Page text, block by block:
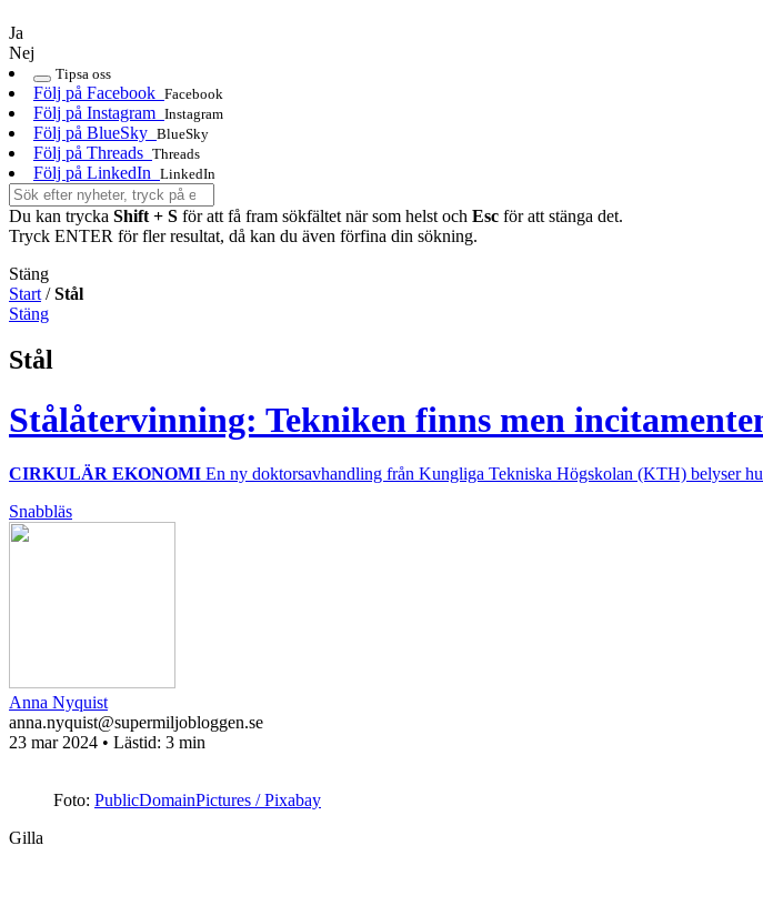
Ja
Nej
Tipsa oss
Följ på Facebook Facebook
Följ på Instagram Instagram
Följ på BlueSky BlueSky
Följ på Threads Threads
Följ på LinkedIn LinkedIn
Du kan trycka Shift + S för att få fram sökfältet när som helst och Esc för att stänga det.
Tryck ENTER för fler resultat, då kan du även förfina din sökning.
Stäng
Start /Stål
Stäng
Stål
Stålåtervinning: Tekniken finns men
CIRKULÄR EKONOMI En ny doktorsavhandling från Kungliga Tekniska Högskolan (KTH) belyser
Snabbläs
Anna Nyquist
anna.nyquist@supermiljobloggen.se
23 mar 2024 • Lästid: 3 min
Foto: PublicDomainPictures / Pixabay
Gilla